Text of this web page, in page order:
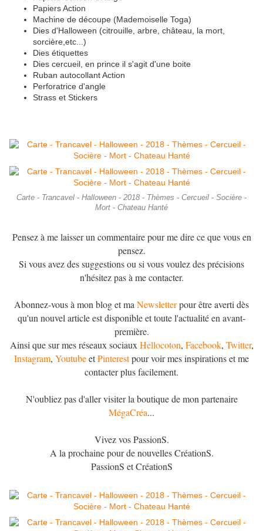
Papiers Action
Machine de découpe (Mademoiselle Toga)
Dies d'Halloween (citrouille, arbre, château, la mort,
sorcière,etc...)
Dies étiquettes
Dies cercueil, en prince il s'agit d'une boite
Ruban autocollant Action
Perforatrice d'angle
Strass et Stickers
Carte - Trancavel - Halloween - 2018 - Thèmes - Cercueil - Socière -
Mort - Chateau Hanté
Pensez à me laisser un commentaire pour me dire ce que vous en
pensez.
Si vous avez des suggestions ou si vous voulez des précisions
n'hésitez pas à me contacter.
Abonnez-vous à mon blog et ma Newsletterpour être averti dès
qu'un nouvel article est disponible et toute l'actualité en avant-
première.
Ainsi que sur mes réseaux sociaux Hellocoton, Facebook, Twitter,
Instagram, YoutubeetPinterestpour voir mes inspirations et me
contacter plus facilement.
N'oubliez pas d'aller visiter la boutique de mon partenaire
MégaCréa...
Vivez vos PassionS.
A la prochaine pour de nouvelles CréationS.
PassionS et CréationS